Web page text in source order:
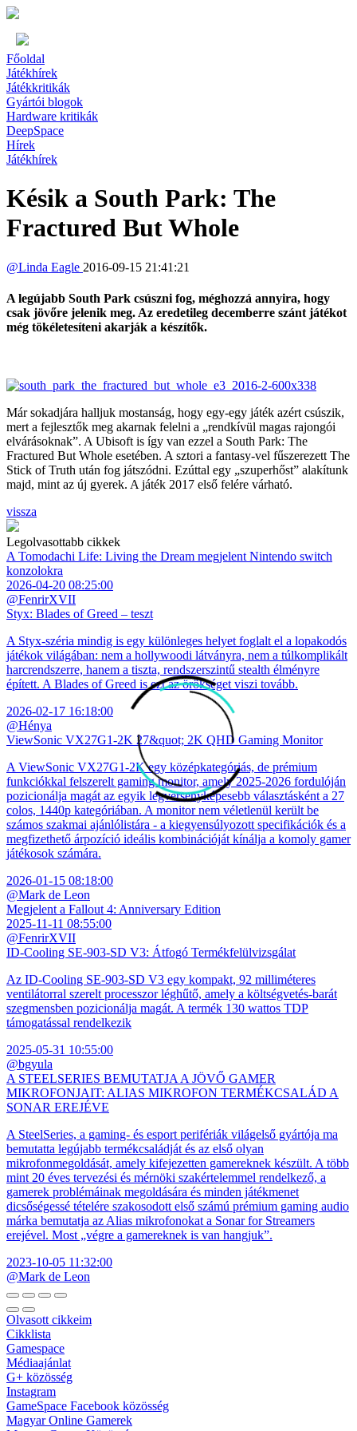
Főoldal
Játékhírek
Játékkritikák
Gyártói blogok
Hardware kritikák
DeepSpace
Hírek
Játékhírek
Késik a South Park: The
Fractured But Whole
@Linda Eagle 2016-09-15 21:41:21
A legújabb South Park csúszni fog, méghozzá annyira, hogy
csak jövőre jelenik meg. Az eredetileg decemberre szánt játékot
még tökéletesíteni akarják a készítők.
Már sokadjára halljuk mostanság, hogy egy-egy játék azért csúszik,
mert a fejlesztők meg akarnak felelni a „rendkívül magas rajongói
elvárásoknak”. A Ubisoft is így van ezzel a South Park: The
Fractured But Whole esetében. A sztori a fantasy-vel fűszerezett The
Stick of Truth után fog játszódni. Ezúttal egy „szuperhőst” alakítunk
majd, mint az új gyerek. A játék 2017 első felére várható.
vissza
Legolvasottabb cikkek
A Tomodachi Life: Living the Dream megjelent Nintendo switch
konzolokra
2026-04-20 08:25:00
@FenrirXVII
Styx: Blades of Greed – teszt
A Styx-széria mindig is egy különleges helyet foglalt el a lopakodós
játékok világában: nem a hollywoodi látványra, nem a túlkomplikált
harcrendszerre, hanem a tiszta, rendszerszintű stealth élményre
épített. A Blades of Greed is ezt az örökséget viszi tovább.
2026-02-17 16:18:00
@Hénya
ViewSonic VX27G1-2K 27&quot; 2K QHD Gaming Monitor
A ViewSonic VX27G1-2K egy középkategóriás, de prémium
funkciókkal felszerelt gaming monitor, amely 2025-2026 fordulóján
pozicionálja magát az egyik legversenyképesebb választásként a 27
colos, 1440p kategóriában. A monitor nem véletlenül került be
számos szakmai ajánlólistára - a kiegyensúlyozott specifikációk és a
megfizethető árpozíció ideális kombinációját kínálja a komoly gamer
játékosok számára.
2026-01-15 08:18:00
@Mark de Leon
Megjelent a Fallout 4: Anniversary Edition
2025-11-11 08:55:00
@FenrirXVII
ID-Cooling SE-903-SD V3: Átfogó Termékfelülvizsgálat
Az ID-Cooling SE-903-SD V3 egy kompakt, 92 milliméteres
ventilátorral szerelt processzor léghűtő, amely a költségvetés-barát
szegmensben pozicionálja magát. A termék 130 wattos TDP
támogatással rendelkezik
2025-05-31 10:55:00
@bgyula
A STEELSERIES BEMUTATJA A JÖVŐ GAMER
MIKROFONJAIT: ALIAS MIKROFON TERMÉKCSALÁD A
SONAR EREJÉVE
A SteelSeries, a gaming- és esport perifériák világelső gyártója ma
bemutatta legújabb termékcsaládját és az első olyan
mikrofonmegoldását, amely kifejezetten gamereknek készült. A több
mint 20 éves tervezési és mérnöki szakértelemmel rendelkező, a
gamerek problémáinak megoldására és minden játékmenet
dicsőségessé tételére szakosodott első számú prémium gaming audio
márka bemutatja az Alias mikrofonokat a Sonar for Streamers
erejével. Most „végre a gamereknek is van hangjuk”.
2023-10-05 11:32:00
@Mark de Leon
Olvasott cikkeim
Cikklista
Gamespace
Médiaajánlat
G+ közösség
Instagram
GameSpace Facebook közösség
Magyar Online Gamerek